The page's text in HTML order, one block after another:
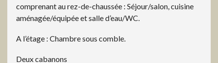
comprenant au rez-de-chaussée : Séjour/salon, cuisine
aménagée/équipée et salle d’eau/WC.
A l’étage : Chambre sous comble.
Deux cabanons